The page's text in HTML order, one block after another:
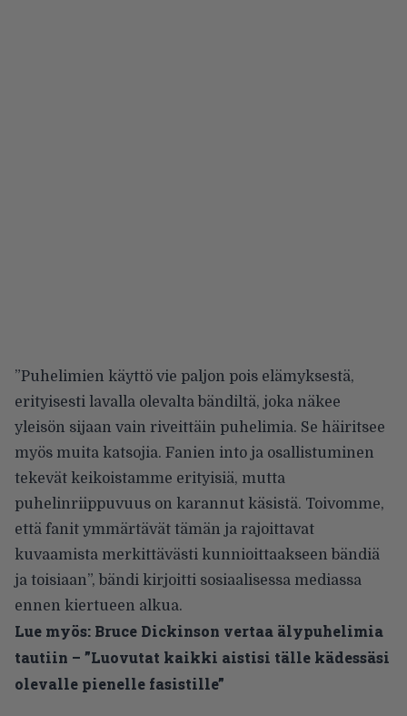
”Puhelimien käyttö vie paljon pois elämyksestä,
erityisesti lavalla olevalta bändiltä, joka näkee
yleisön sijaan vain riveittäin puhelimia. Se häiritsee
myös muita katsojia. Fanien into ja osallistuminen
tekevät keikoistamme erityisiä, mutta
puhelinriippuvuus on karannut käsistä. Toivomme,
että fanit ymmärtävät tämän ja rajoittavat
kuvaamista merkittävästi kunnioittaakseen bändiä
ja toisiaan”, bändi kirjoitti sosiaalisessa mediassa
ennen kiertueen alkua.
Lue myös: Bruce Dickinson vertaa älypuhelimia
tautiin – ”Luovutat kaikki aistisi tälle kädessäsi
olevalle pienelle fasistille”